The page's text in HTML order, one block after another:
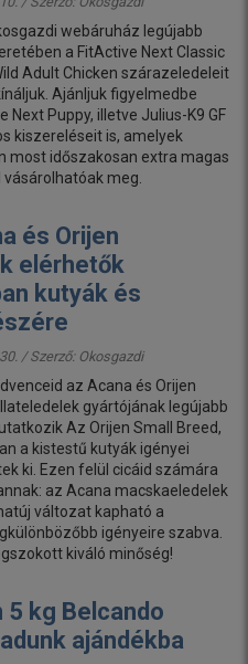
webáruház legújabb
a FitActive Next Classic
Adult Chicken szárazeledeleit
Ajánljuk figyelmedbe
Next Puppy, illetve Julius-K9 GF
kiszereléseit is, amelyek
most időszakosan extra magas
meg.
és Orijen
elérhetők
kutyák és
/ Szerző: Okosgazdi
az Acana és Orijen
gyártójának legújabb
Az Orijen Small Breed,
a kistestű kutyák igényei
ki. Ezen felül cicáid számára
az Acana macskaeledelek
változat kapható a
igényeire szabva.
kiváló minőség!
5 kg Belcando
ajándékba